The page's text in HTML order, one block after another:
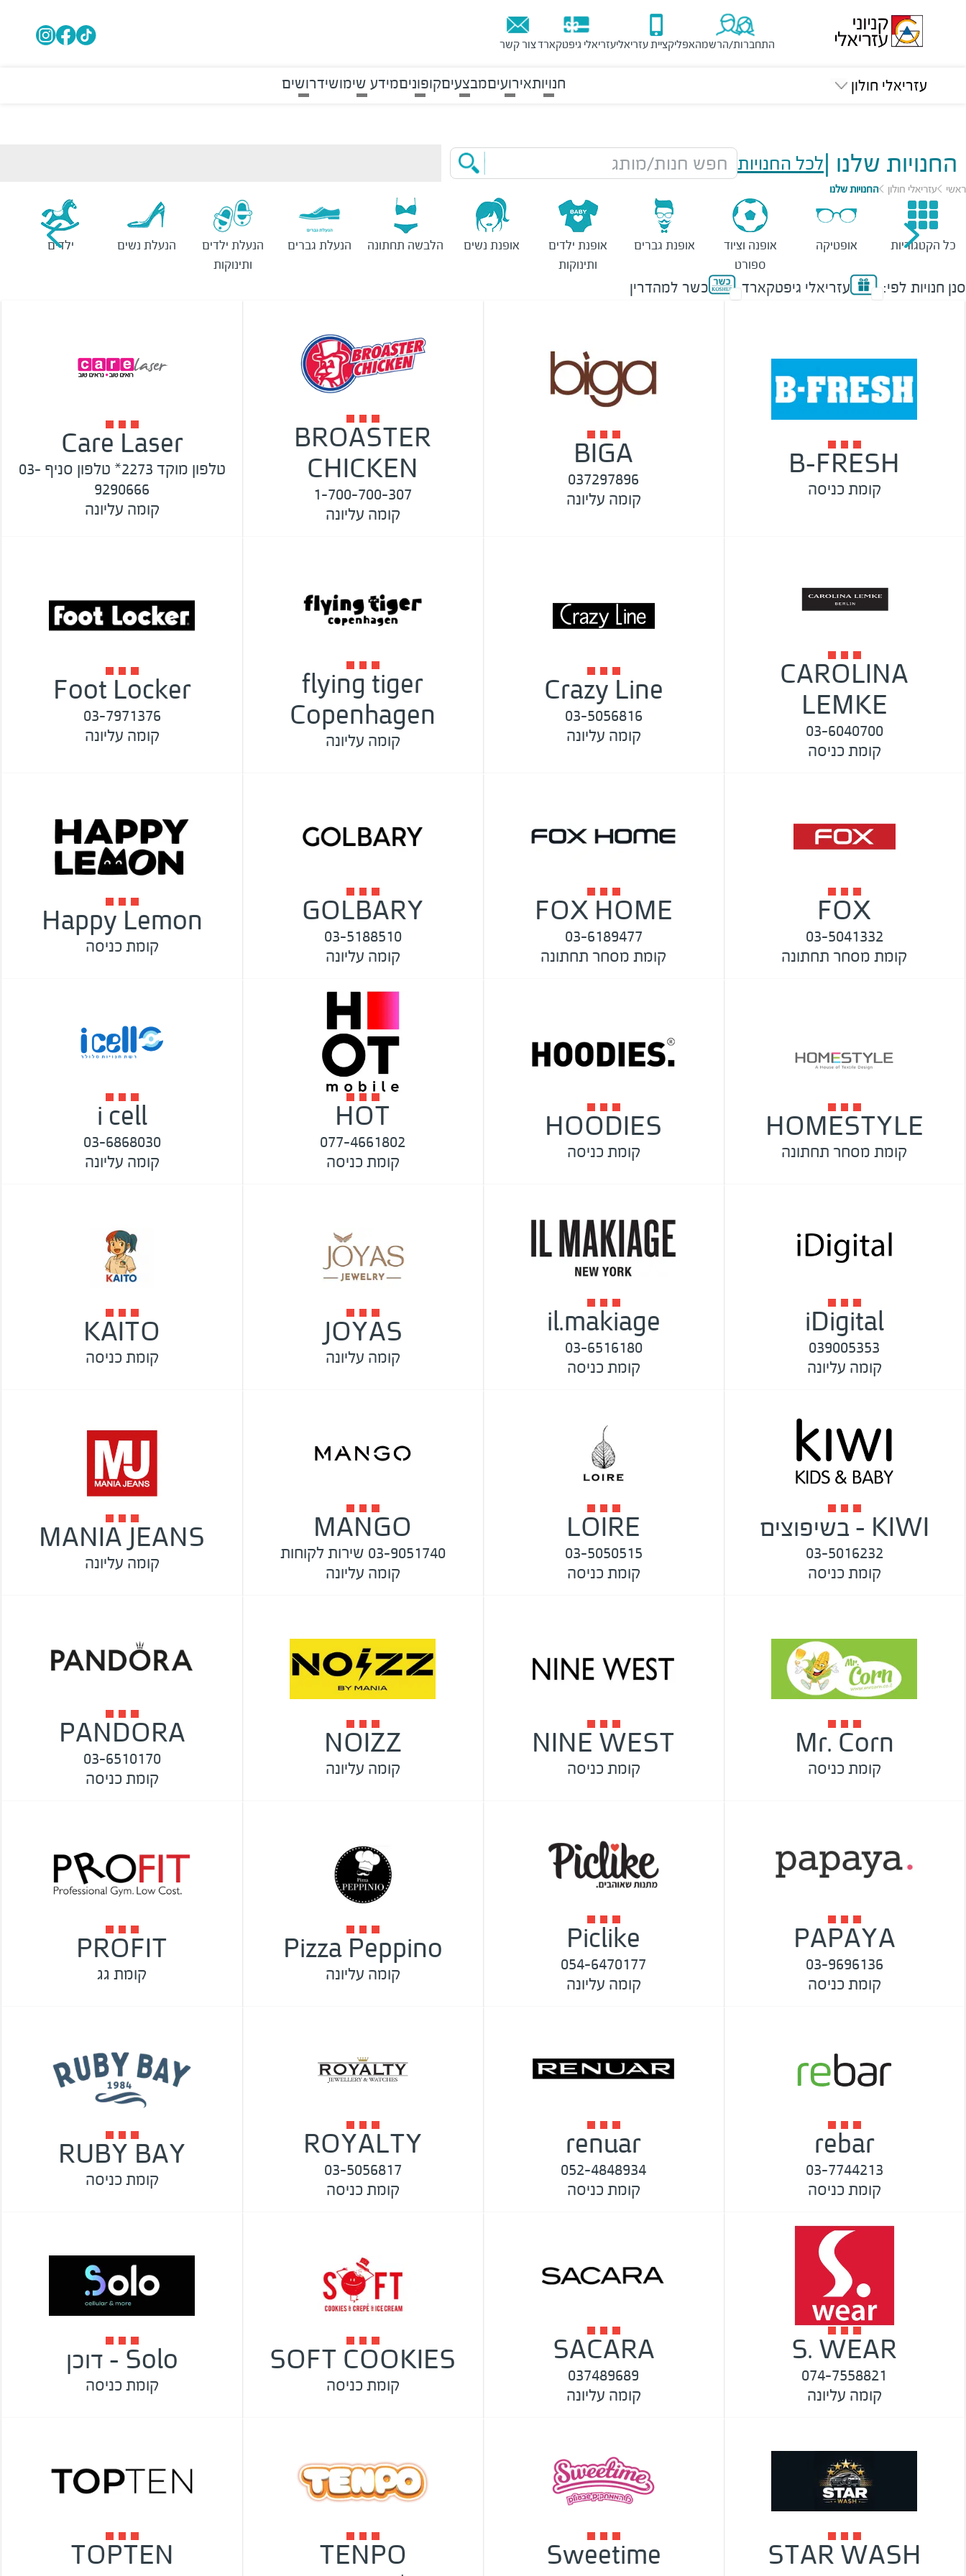
התחברות/הרשמהאפליקציית עזריאליעזריאלי גיפטקארדצור קשר
עזריאלי חולון חנויותאירועיםמבצעיםקופוניםמידע שימושידרושים
החנויות שלנו |לכל החנויות חפש חנות/מותג
ראשי עזריאלי חולון החנויות שלנו
כל הקטגוריות אופטיקה
אופנה וציוד
ספורט
אופנת גברים
אופנת ילדים
ותינוקות
אופנת נשים הלבשה תחתונה הנעלת גברים
הנעלת ילדים
ותינוקות
הנעלת נשים ילדים
סנן חנויות לפי: עזריאלי גיפטקארד כשר למהדרין
B-FRESH
קומת כניסה
BIGA
037297896
קומה עליונה
BROASTER
CHICKEN
1-700-700-307
קומה עליונה
Care Laser
טלפון מוקד 2273* טלפון סניף 03-
9290666
קומה עליונה
CAROLINA
LEMKE
03-6040700
קומת כניסה
Crazy Line
03-5056816
קומה עליונה
flying tiger
Copenhagen
קומה עליונה
Foot Locker
03-7971376
קומה עליונה
FOX
03-5041332
קומת מסחר תחתונה
FOX HOME
03-6189477
קומת מסחר תחתונה
GOLBARY
03-5188510
קומה עליונה
Happy Lemon
קומת כניסה
HOMESTYLE
קומת מסחר תחתונה
HOODIES
קומת כניסה
HOT
077-4661802
קומת כניסה
i cell
03-6868030
קומה עליונה
iDigital
039005353
קומה עליונה
il.makiage
03-6516180
קומת כניסה
JOYAS
קומה עליונה
KAITO
קומת כניסה
KIWI - בשיפוצים
03-5016232
קומת כניסה
LOIRE
03-5050515
קומת כניסה
MANGO
03-9051740 שירות לקוחות
קומה עליונה
MANIA JEANS
קומה עליונה
Mr. Corn
קומת כניסה
NINE WEST
קומת כניסה
NOIZZ
קומה עליונה
PANDORA
03-6510170
קומת כניסה
PAPAYA
03-9696136
קומת כניסה
Piclike
054-6470177
קומה עליונה
Pizza Peppino
קומה עליונה
PROFIT
קומת גג
rebar
03-7744213
קומת כניסה
renuar
052-4848934
קומת כניסה
ROYALTY
03-5056817
קומת כניסה
RUBY BAY
קומת כניסה
S. WEAR
074-7558821
קומה עליונה
SACARA
037489689
קומה עליונה
SOFT COOKIES
קומת כניסה
Solo - דוכן
קומת כניסה
STAR WASH
Sweetime
TENPO
TOPTEN